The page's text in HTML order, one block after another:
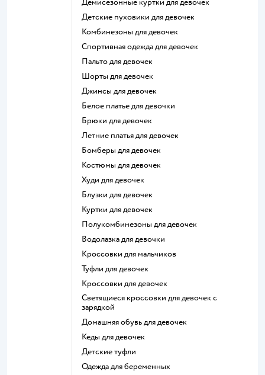
Детские пуховики для девочек
Комбинезоны для девочек
Спортивная одежда для девочек
Пальто для девочек
Шорты для девочек
Джинсы для девочек
Белое платье для девочки
Брюки для девочек
Летние платья для девочек
Бомберы для девочек
Костюмы для девочек
Худи для девочек
Блузки для девочек
Куртки для девочек
Полукомбинезоны для девочек
Водолазка для девочки
Кроссовки для мальчиков
Туфли для девочек
Кроссовки для девочек
Светящиеся кроссовки для девочек с
зарядкой
Домашняя обувь для девочек
Кеды для девочек
Детские туфли
Одежда для беременных